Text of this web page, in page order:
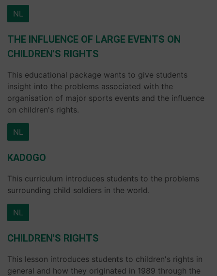
NL
THE INFLUENCE OF LARGE EVENTS ON
CHILDREN'S RIGHTS
This educational package wants to give students
insight into the problems associated with the
organisation of major sports events and the influence
on children's rights.
NL
KADOGO
This curriculum introduces students to the problems
surrounding child soldiers in the world.
NL
CHILDREN'S RIGHTS
This lesson introduces students to children's rights in
general and how they originated in 1989 through the